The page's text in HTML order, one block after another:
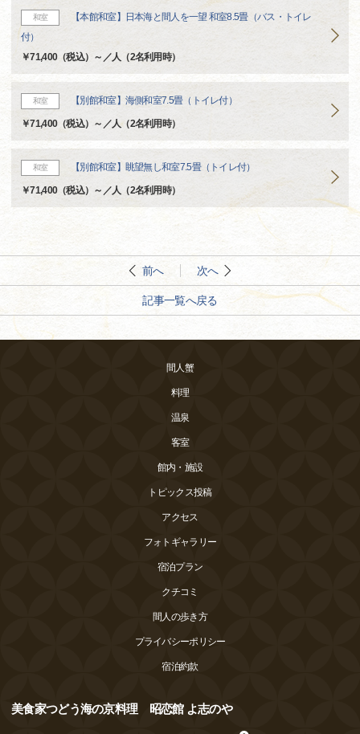
和室
【本館和室】日本海と間人を一望 和室8.5畳（バス・トイレ
付）
￥71,400（税込）～／人（2名利用時）
和室 【別館和室】海側和室7.5畳（トイレ付）
￥71,400（税込）～／人（2名利用時）
和室 【別館和室】眺望無し和室7.5畳（トイレ付）
￥71,400（税込）～／人（2名利用時）
前へ 次へ
記事一覧へ戻る
間人蟹
料理
温泉
客室
館内・施設
トピックス投稿
アクセス
フォトギャラリー
宿泊プラン
クチコミ
間人の歩き方
プライバシーポリシー
宿泊約款
美食家つどう海の京料理 昭恋館 よ志のや